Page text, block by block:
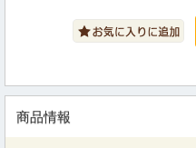
商品情報